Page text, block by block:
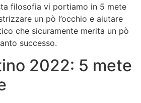
filosofia vi portiamo in 5 mete
un pò l’occhio e aiutare
che sicuramente merita un pò
successo.
2022: 5 mete